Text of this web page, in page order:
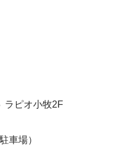
ラピオ小牧2F
車場）